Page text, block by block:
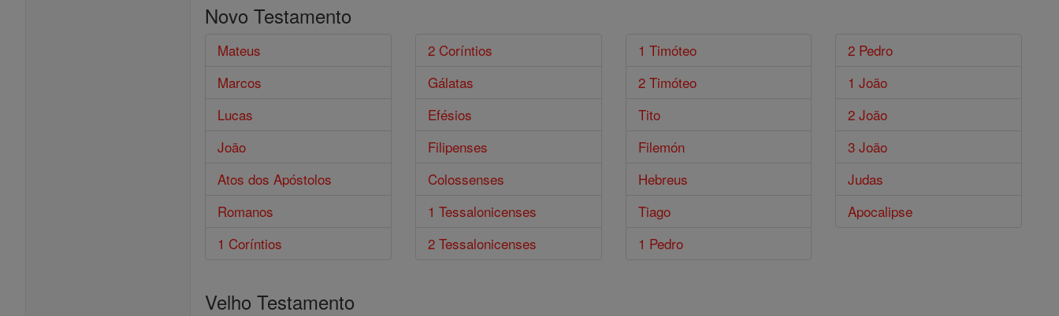
Bíblia
Novo Testamento
Mateus
Marcos
Lucas
João
Atos dos Apóstolos
Romanos
1 Coríntios
2 Coríntios
Gálatas
Efésios
Filipenses
Colossenses
1 Tessalonicenses
2 Tessalonicenses
1 Timóteo
2 Timóteo
Tito
Filemón
Hebreus
Tiago
1 Pedro
2 Pedro
1 João
2 João
3 João
Judas
Apocalipse
Velho Testamento